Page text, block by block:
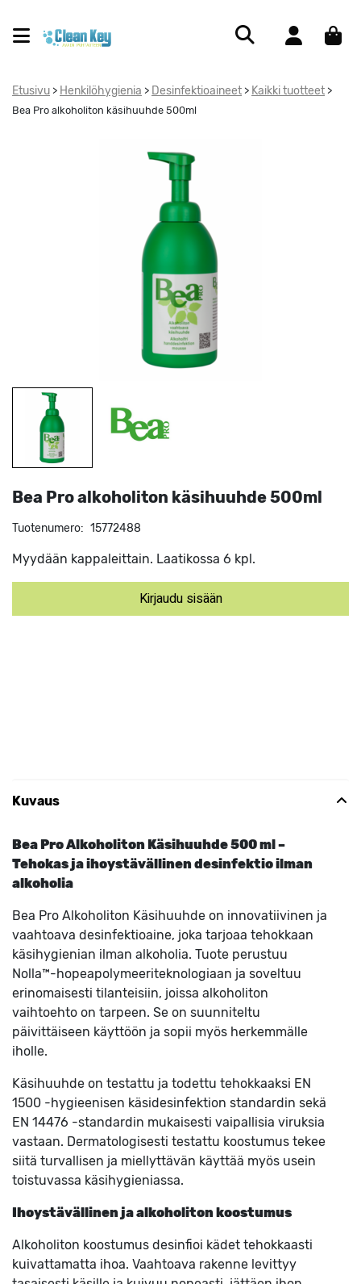
Etusivu > Henkilöhygienia > Desinfektioaineet > Kaikki tuotteet >
Bea Pro alkoholiton käsihuuhde 500ml
Bea Pro alkoholiton käsihuuhde 500ml
Tuotenumero: 15772488
Myydään kappaleittain. Laatikossa 6 kpl.
Kirjaudu sisään
Kuvaus
Bea Pro Alkoholiton Käsihuuhde 500 ml –
Tehokas ja ihoystävällinen desinfektio ilman
alkoholia
Bea Pro Alkoholiton Käsihuuhde on innovatiivinen ja
vaahtoava desinfektioaine, joka tarjoaa tehokkaan
käsihygienian ilman alkoholia. Tuote perustuu
Nolla™-hopeapolymeeriteknologiaan ja soveltuu
erinomaisesti tilanteisiin, joissa alkoholiton
vaihtoehto on tarpeen. Se on suunniteltu
päivittäiseen käyttöön ja sopii myös herkemmälle
iholle.
Käsihuuhde on testattu ja todettu tehokkaaksi EN
1500 -hygieenisen käsidesinfektion standardin sekä
EN 14476 -standardin mukaisesti vaipallisia viruksia
vastaan. Dermatologisesti testattu koostumus tekee
siitä turvallisen ja miellyttävän käyttää myös usein
toistuvassa käsihygieniassa.
Ihoystävällinen ja alkoholiton koostumus
Alkoholiton koostumus desinfioi kädet tehokkaasti
kuivattamatta ihoa. Vaahtoava rakenne levittyy